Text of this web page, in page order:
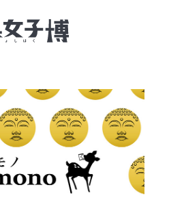
女子博とは
ント一覧
NEWS